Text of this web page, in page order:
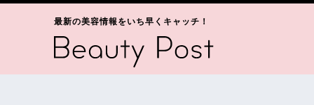
最新の美容情報をいち早くキャッチ！